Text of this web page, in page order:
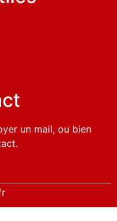
un mail, ou bien